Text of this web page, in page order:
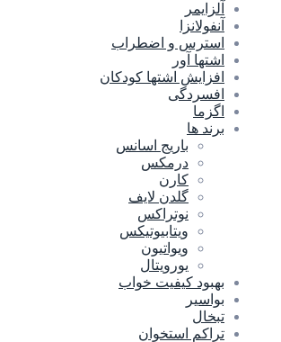
آلزایمر
آنفولانزا
استرس و اضطراب
اشتها آور
افزایش اشتها کودکان
افسردگی
اگزما
برند ها
باریج اسانس
درمکس
کارن
گلدن لایف
نوتراکس
ویتابیوتیکس
ویواتیون
یورویتال
بهبود کیفیت خواب
بواسیر
تبخال
تراکم استخوان